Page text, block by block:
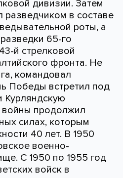
дивизии. Затем
разведчиком в составе
роты, а
65-го
й стрелковой
фронта. Не
командовал
Победы встретил под
Курляндскую
войны продолжил
силах, которым
40 лет. В 1950
военно-
С 1950 по 1955 год
войск в